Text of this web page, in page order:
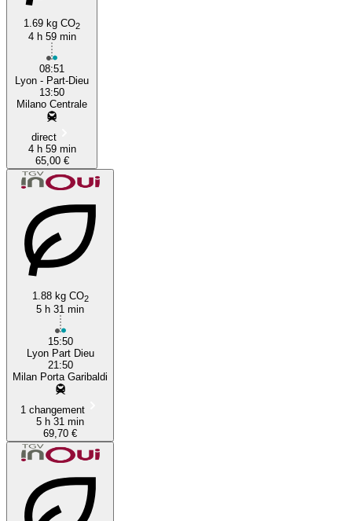
1.69 kg CO2
4 h 59 min
08:51
Lyon - Part-Dieu
13:50
Milano Centrale
direct
4 h 59 min
65,00 €
1.88 kg CO2
5 h 31 min
15:50
Lyon Part Dieu
21:50
Milan Porta Garibaldi
1 changement
5 h 31 min
69,70 €